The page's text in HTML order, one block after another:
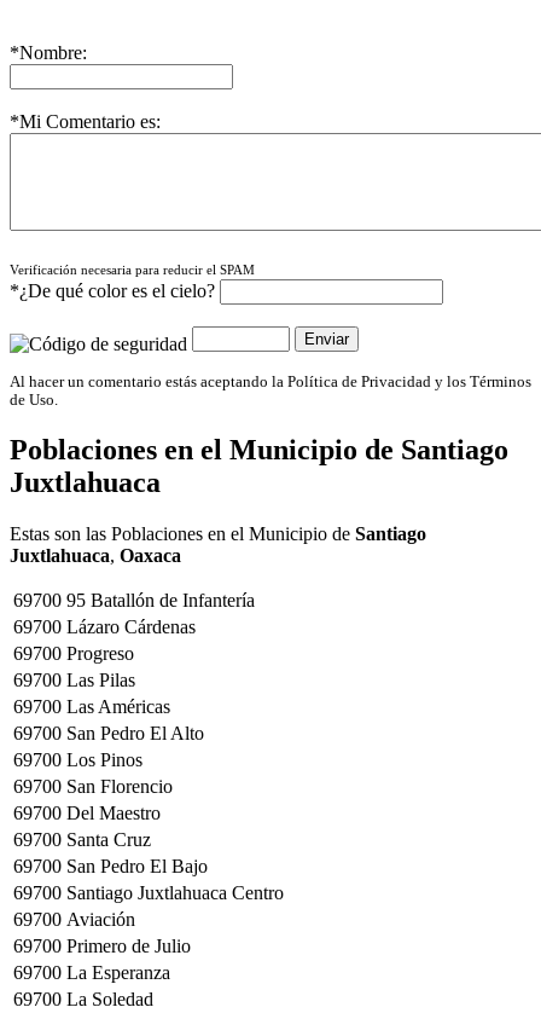
*Nombre:
*Mi Comentario es:
Verificación necesaria para reducir el SPAM
*¿De qué color es el cielo?
Al hacer un comentario estás aceptando la Política de Privacidad y los Términos
de Uso.
Poblaciones en el Municipio de Santiago
Juxtlahuaca
Estas son las Poblaciones en el Municipio de Santiago
Juxtlahuaca, Oaxaca
69700 95 Batallón de Infantería
69700 Lázaro Cárdenas
69700 Progreso
69700 Las Pilas
69700 Las Américas
69700 San Pedro El Alto
69700 Los Pinos
69700 San Florencio
69700 Del Maestro
69700 Santa Cruz
69700 San Pedro El Bajo
69700 Santiago Juxtlahuaca Centro
69700 Aviación
69700 Primero de Julio
69700 La Esperanza
69700 La Soledad